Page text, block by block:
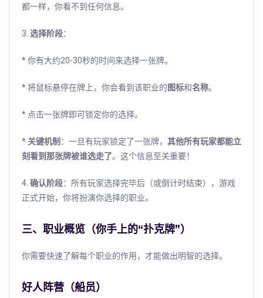
都一样，你看不到任何信息。
3.选择阶段：
* 你有大约20-30秒的时间来选择一张牌。
* 将鼠标悬停在牌上，你会看到该职业的图标和名称。
* 点击一张牌即可锁定你的选择。
*关键机制：一旦有玩家锁定了一张牌， 其他所有玩家都能立
刻看到那张牌被谁选走了。这个信息至关重要！
4.确认阶段：所有玩家选择完毕后（或倒计时结束），游戏
正式开始，你将扮演你选择的职业。
三、职业概览（你手上的“扑克牌”）
你需要快速了解每个职业的作用，才能做出明智的选择。
好人阵营（船员）